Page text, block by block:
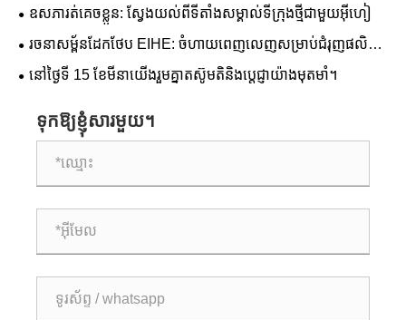
ក្លាហាន - រចនាសម្ព័នដែក EiHE មានការប្រកួតប្រជែងជំនាញទី 4
ឧសភារត់គេចខ្លួន: ស្វែងយល់ពីទីតាំងសម្គាល់ទីក្រុងថ្មីជាមួយអ៊ីហៀ
រចនាសម្ព័នដែកថែប EIHE: ចំហាយពេញលេញសម្រាប់ជំរុញផលិត
កម្មខិតខំឈានដល់កម្ពស់ថ្មី។
នៅថ្ងៃទី 15 ខែមីនាយើងរួមគ្នាតស៊ូមតិនិងប្តេជ្ញាយ៉ាងមុតមាំ។
ទុកឱ្យខ្ញុំសារមួយ។